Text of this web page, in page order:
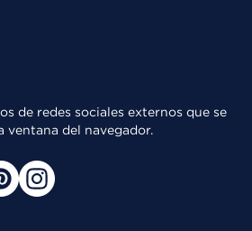
de redes sociales externos que se
ventana del navegador.